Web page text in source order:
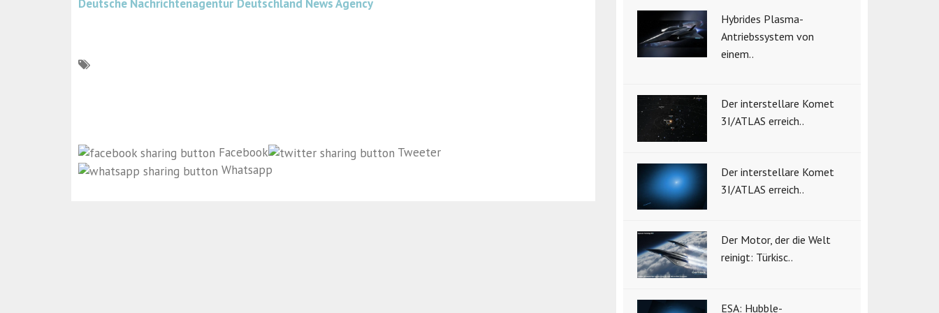
Deutsche Nachrichtenagentur Deutschland News Agency
Facebook
Tweeter
Whatsapp
Hybrides Plasma-
Antriebssystem von
einem..
Der interstellare Komet
3I/ATLAS erreich..
Der interstellare Komet
3I/ATLAS erreich..
Der Motor, der die Welt
reinigt: Türkisc..
ESA: Hubble-